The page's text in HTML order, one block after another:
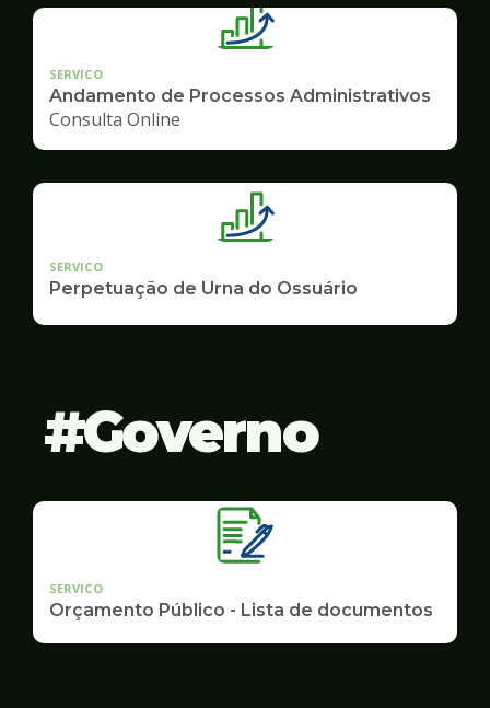
SERVICO
Andamento de Processos Administrativos
Consulta Online
SERVICO
Perpetuação de Urna do Ossuário
Governo
SERVICO
Orçamento Público - Lista de documentos